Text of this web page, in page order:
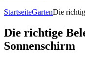
StartseiteGartenDie
Die richtige
Sonnenschirm